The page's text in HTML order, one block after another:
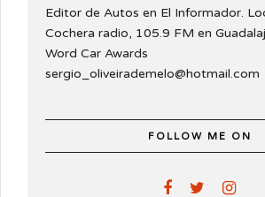
Editor de Autos en El Informador.
Cochera radio, 105.9 FM en
Word Car Awards
sergio_oliveirademelo@hotmail.com
FOLLOW ME ON